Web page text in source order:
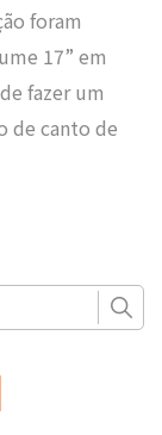
foram
17” em
fazer um
de canto de